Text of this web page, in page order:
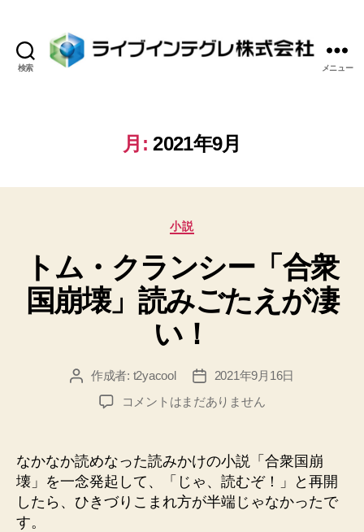
検索
イ
ン
グ
株
会
社
メニュー
月: 2021年9月
カ
ゴ
リ
ー
小説
トム・クランシー「合衆
国崩壊」読みごたえが凄
い！
投 作成者: t2yacool
投
稿
2021年9月16日
ト
ン
シ
ー
コメントはまだありません
なかなか読めなった読みかけの小説「合衆国崩
壊」を一念発起して、「じゃ、読むぞ！」と再開
したら、ひきづりこまれ方が半端じゃなかったで
す。